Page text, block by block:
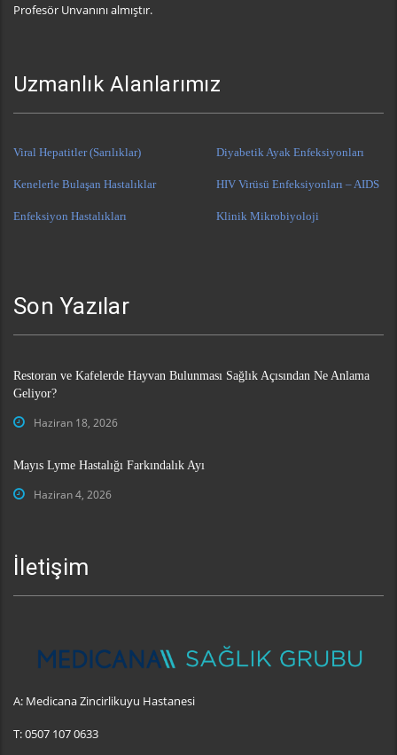
Profesör Unvanını almıştır.
Uzmanlık Alanlarımız
Viral Hepatitler (Sarılıklar) Diyabetik Ayak Enfeksiyonları
Kenelerle Bulaşan Hastalıklar HIV Virüsü Enfeksiyonları – AIDS
Enfeksiyon Hastalıkları Klinik Mikrobiyoloji
Son Yazılar
Restoran ve Kafelerde Hayvan Bulunması Sağlık Açısından Ne Anlama
Geliyor?
Haziran 18, 2026
Mayıs Lyme Hastalığı Farkındalık Ayı
Haziran 4, 2026
İletişim
A: Medicana Zincirlikuyu Hastanesi
T:0507 107 0633